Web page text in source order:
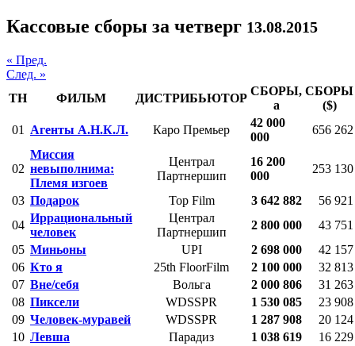
Кассовые сборы за четверг 13.08.2015
« Пред.
След. »
ТН
ФИЛЬМ ДИСТРИБЬЮТОР
СБОРЫ,
a
СБОРЫ
($)
01
Агенты А.Н.К.Л. Каро Премьер
42 000
000
656 262
02
Миссия
невыполнима:
Племя изгоев
Централ
Партнершип
16 200
000
253 130
03 Подарок Top Film 3 642 882
56 921
04
Иррациональный
человек
Централ
Партнершип
2 800 000
43 751
05 Миньоны UPI 2 698 000
42 157
06 Кто я 25th FloorFilm 2 100 000
32 813
07 Вне/себя Вольга 2 000 806
31 263
08 Пиксели WDSSPR 1 530 085
23 908
09 Человек-муравей WDSSPR 1 287 908
20 124
10 Левша Парадиз 1 038 619
16 229